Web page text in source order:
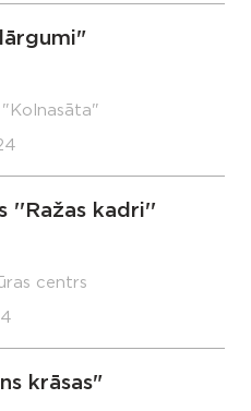
"Kolnasāta"
''Ražas kadri''
centrs
krāsas"